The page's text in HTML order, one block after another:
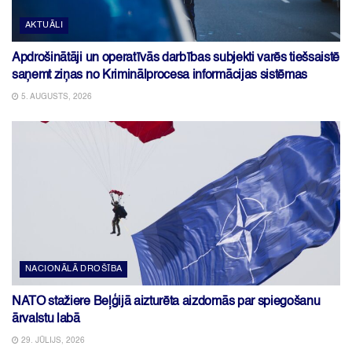
AKTUĀLI
Apdrošinātāji un operatīvās darbības subjekti varēs tiešsaistē
saņemt ziņas no Kriminālprocesa informācijas sistēmas
5. AUGUSTS, 2026
NACIONĀLĀ DROŠĪBA
NATO stažiere Beļģijā aizturēta aizdomās par spiegošanu
ārvalstu labā
29. JŪLIJS, 2026